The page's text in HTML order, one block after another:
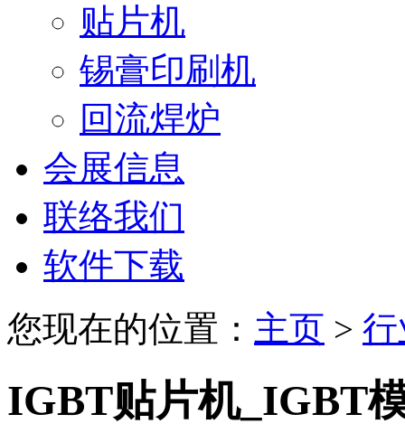
贴片机
锡膏印刷机
回流焊炉
会展信息
联络我们
软件下载
您现在的位置： 主页 >
IGBT贴片机_IGBT